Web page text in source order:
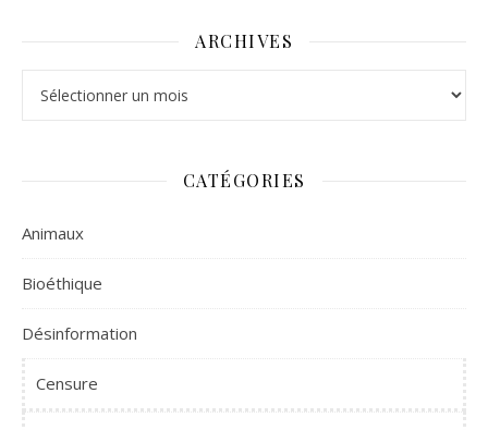
ARCHIVES
CATÉGORIES
Animaux
Bioéthique
Désinformation
Censure